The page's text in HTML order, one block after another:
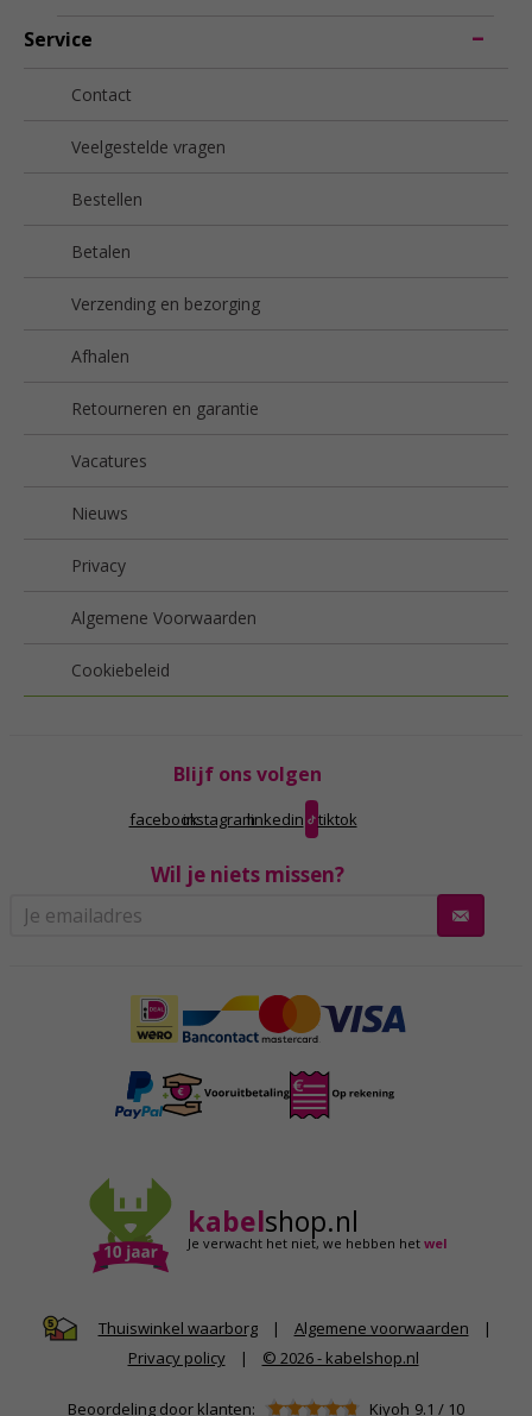
Service
Contact
Veelgestelde vragen
Bestellen
Betalen
Verzending en bezorging
Afhalen
Retourneren en garantie
Vacatures
Nieuws
Privacy
Algemene Voorwaarden
Cookiebeleid
Blijf ons volgen
facebookinstagramlinkedin tiktok
Wil je niets missen?
kabelshop.nl
Je verwacht het niet,we hebben hetwel
Thuiswinkel waarborg | Algemene voorwaarden
|
Privacy policy
| © 2026 - kabelshop.nl
Beoordeling door klanten: Kiyoh 9.1 / 10